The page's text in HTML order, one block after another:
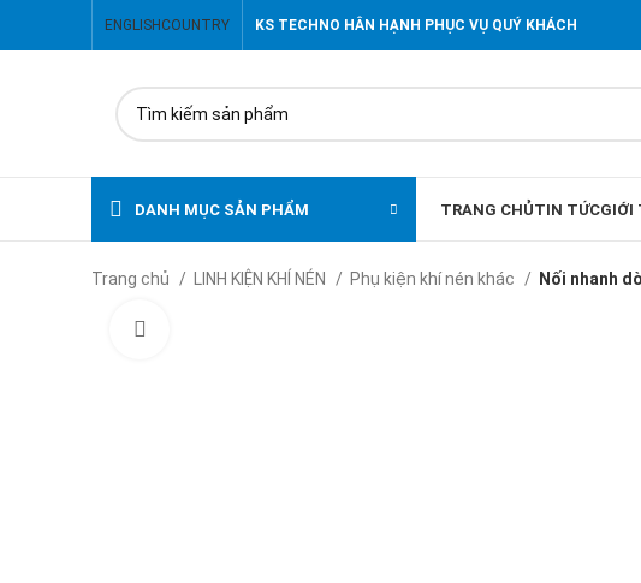
ENGLISH COUNTRY KS TECHNO HÂN HẠNH PHỤC VỤ QUÝ KHÁCH
DANH MỤC SẢN PHẨM TRANG CHỦTIN TỨCGIỚI
Trang chủ LINH KIỆN KHÍ NÉN Phụ kiện khí nén khác Nối nhanh